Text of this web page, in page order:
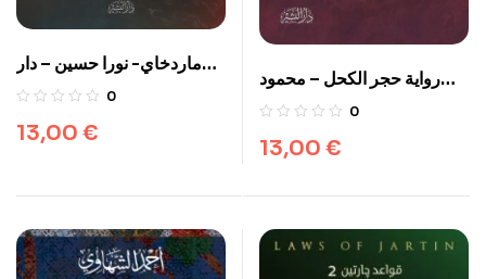
ماردخاي- نورا حسين – دار
البشير
0
13,00 €
رواية حجر الكحل – محمود
توفيق – دار البشير
0
13,00 €